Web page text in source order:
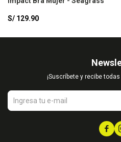
S/ 129.90
¡Suscríbete y recibe
